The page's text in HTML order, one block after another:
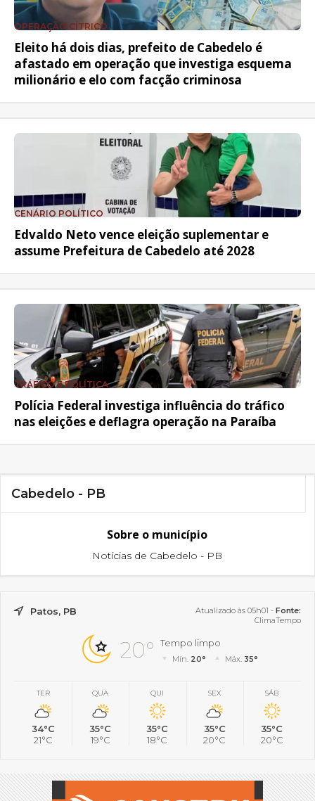
OPERAÇÃO CÍTRICO
Eleito há dois dias, prefeito de Cabedelo é
afastado em operação que investiga esquema
milionário e elo com facção criminosa
CENÁRIO POLÍTICO
Edvaldo Neto vence eleição suplementar e
assume Prefeitura de Cabedelo até 2028
TRÁFICO E POLÍTICA
Polícia Federal investiga influência do tráfico
nas eleições e deflagra operação na Paraíba
Cabedelo - PB
Sobre o município
Notícias de Cabedelo - PB
Patos, PB Atualizado às 05h01 - Fonte:
ClimaTempo
20° Tempo limpo
Mín. 20° Máx. 35°
TER
34°C
21°C
QUA
35°C
19°C
QUI
35°C
18°C
SEX
35°C
20°C
SÁB
35°C
20°C